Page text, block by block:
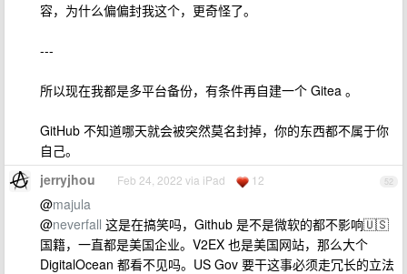
容，为什么偏偏封我这个，更奇怪了。
---
所以现在我都是多平台备份，有条件再自建一个 Gitea 。
GitHub 不知道哪天就会被突然莫名封掉，你的东西都不属于你
自己。
52
jerryjhou Feb 24, 2022 via iPad 12
@majula
@neverfall 这是在搞笑吗，Github 是不是微软的都不影响🇺🇸
国籍，一直都是美国企业。V2EX 也是美国网站，那么大个
DigitalOcean 都看不见吗。US Gov 要干这事必须走冗长的立法